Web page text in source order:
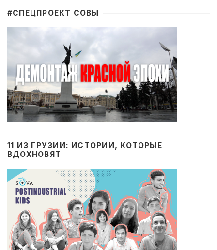
#CПЕЦПРОЕКТ СОВЫ
11 ИЗ ГРУЗИИ: ИСТОРИИ, КОТОРЫЕ
ВДОХНОВЯТ